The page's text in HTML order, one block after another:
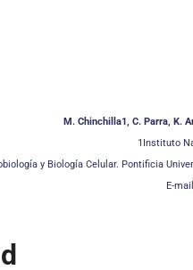
M. Chinchilla1, C. Parra, K.
1Instituto
y Biología Celular. Pontificia
E-